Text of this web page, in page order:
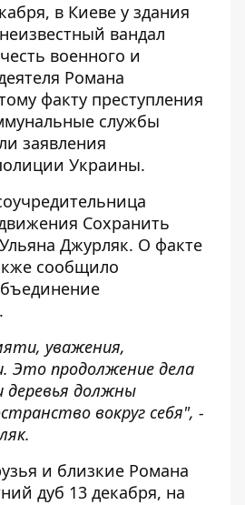
в Киеве у здания
вандал
военного и
Романа
факту преступления
службы
заявления
Украины.
Сохранить
Ульяна Джурляк. О факте
сообщило
.
уважения,
Это продолжение дела
деревья должны
вокруг себя", -
и близкие Романа
дуб 13 декабря, на